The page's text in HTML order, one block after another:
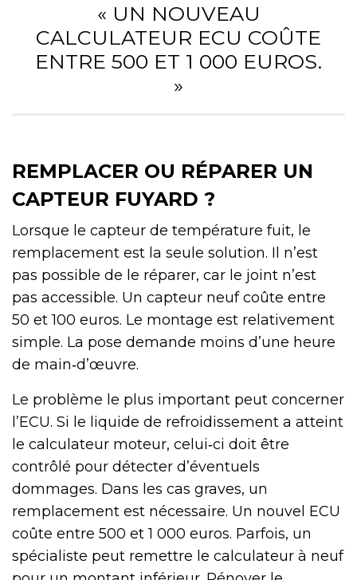
« UN NOUVEAU
CALCULATEUR ECU COÛTE
ENTRE 500 ET 1 000 EUROS.
»
REMPLACER OU RÉPARER UN
CAPTEUR FUYARD ?
Lorsque le capteur de température fuit, le
remplacement est la seule solution. Il n’est
pas possible de le réparer, car le joint n’est
pas accessible. Un capteur neuf coûte entre
50 et 100 euros. Le montage est relativement
simple. La pose demande moins d’une heure
de main‑d’œuvre.
Le problème le plus important peut concerner
l’ECU. Si le liquide de refroidissement a atteint
le calculateur moteur, celui‑ci doit être
contrôlé pour détecter d’éventuels
dommages. Dans les cas graves, un
remplacement est nécessaire. Un nouvel ECU
coûte entre 500 et 1 000 euros. Parfois, un
spécialiste peut remettre le calculateur à neuf